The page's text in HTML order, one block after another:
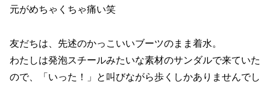
元がめちゃくちゃ痛い笑
友だちは、先述のかっこいいブーツのまま着水。
わたしは発泡スチールみたいな素材のサンダルで来ていた
ので、「いった！」と叫びながら歩くしかありませんでし